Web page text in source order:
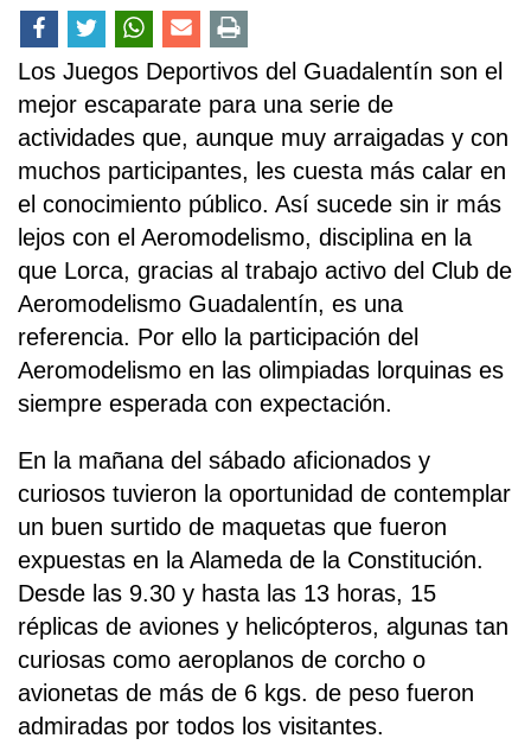
Los Juegos Deportivos del Guadalentín son el
mejor escaparate para una serie de
actividades que, aunque muy arraigadas y con
muchos participantes, les cuesta más calar en
el conocimiento público. Así sucede sin ir más
lejos con el Aeromodelismo, disciplina en la
que Lorca, gracias al trabajo activo del Club de
Aeromodelismo Guadalentín, es una
referencia. Por ello la participación del
Aeromodelismo en las olimpiadas lorquinas es
siempre esperada con expectación.
En la mañana del sábado aficionados y
curiosos tuvieron la oportunidad de contemplar
un buen surtido de maquetas que fueron
expuestas en la Alameda de la Constitución.
Desde las 9.30 y hasta las 13 horas, 15
réplicas de aviones y helicópteros, algunas tan
curiosas como aeroplanos de corcho o
avionetas de más de 6 kgs. de peso fueron
admiradas por todos los visitantes.